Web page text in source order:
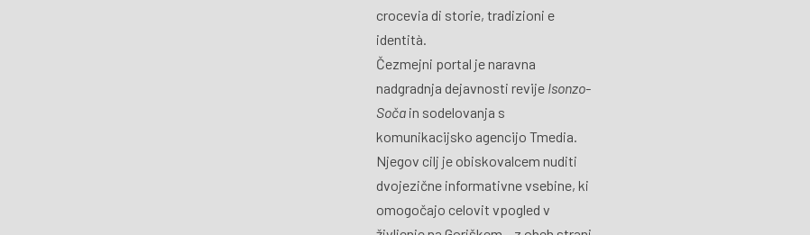
crocevia di storie, tradizioni e
identità.
Čezmejni portal je naravna
nadgradnja dejavnosti revije Isonzo-
Soča in sodelovanja s
komunikacijsko agencijo Tmedia.
Njegov cilj je obiskovalcem nuditi
dvojezične informativne vsebine, ki
omogočajo celovit vpogled v